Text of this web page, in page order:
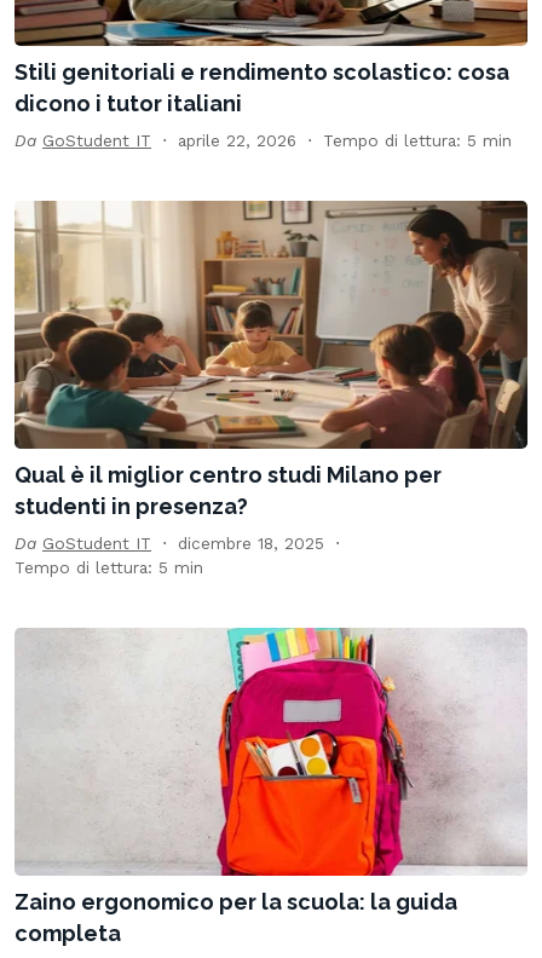
Stili genitoriali e rendimento scolastico: cosa
dicono i tutor italiani
Da GoStudent IT aprile 22, 2026 Tempo di lettura: 5 min
Qual è il miglior centro studi Milano per
studenti in presenza?
Da GoStudent IT
dicembre 18, 2025
Tempo di lettura: 5 min
Zaino ergonomico per la scuola: la guida
completa